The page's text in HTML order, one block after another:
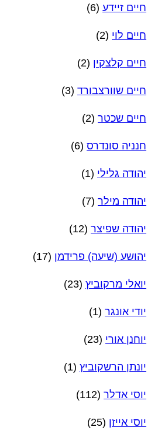
חיים זיידע (6)
חיים לוי (2)
חיים קלצקין (2)
חיים שוורצבורד (3)
חיים שכטר (2)
חנניה סונדרס (6)
יהודה גלילי (1)
יהודה מילר (7)
יהודה שפיצר (12)
יהושע (שיעה) פרידמן (17)
יואלי מרקוביץ (23)
יודי אונגר (1)
יוחנן אורי (23)
יונתן הרשקוביץ (1)
יוסי אדלר (112)
יוסי אייזן (25)